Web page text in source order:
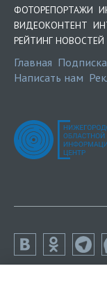
ФОТОРЕПОРТАЖИ
ВИДЕОКОНТЕНТ
РЕЙТИНГ НОВОСТЕЙ
Главная Подписка
Написать нам